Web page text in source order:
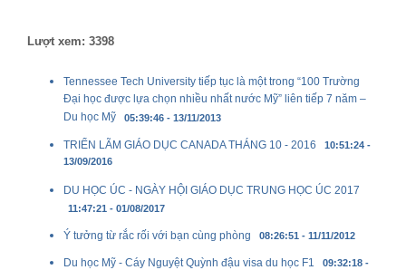
Lượt xem: 3398
Tennessee Tech University tiếp tục là một trong “100 Trường
Đại học được lựa chọn nhiều nhất nước Mỹ” liên tiếp 7 năm –
Du học Mỹ
05:39:46 - 13/11/2013
TRIỂN LÃM GIÁO DỤC CANADA THÁNG 10 - 2016 10:51:24 -
13/09/2016
DU HỌC ÚC - NGÀY HỘI GIÁO DỤC TRUNG HỌC ÚC 2017
11:47:21 - 01/08/2017
Ý tưởng từ rắc rối với bạn cùng phòng 08:26:51 - 11/11/2012
Du học Mỹ - Cáy Nguyệt Quỳnh đậu visa du học F1 09:32:18 -